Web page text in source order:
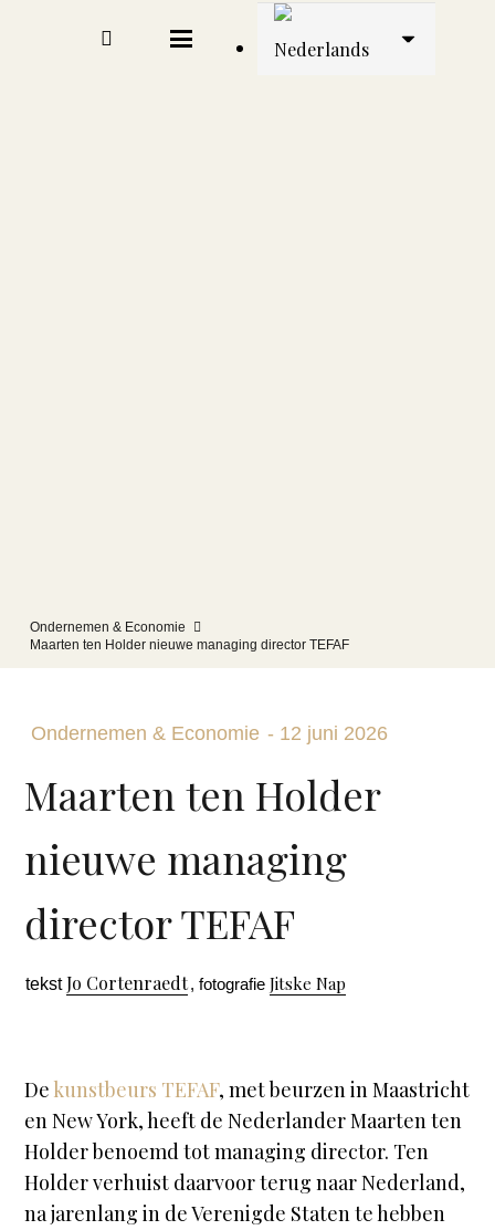
Ondernemen & Economie
Maarten ten Holder nieuwe managing director TEFAF
Ondernemen & Economie - 12 juni 2026
Maarten ten Holder
nieuwe managing
director TEFAF
tekstJo Cortenraedt, fotografieJitske Nap
De kunstbeurs TEFAF, met beurzen in Maastricht
en New York, heeft de Nederlander Maarten ten
Holder benoemd tot managing director. Ten
Holder verhuist daarvoor terug naar Nederland,
na jarenlang in de Verenigde Staten te hebben